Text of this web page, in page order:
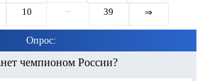
10 ... 39 ⇒
Опрос:
чемпионом России?